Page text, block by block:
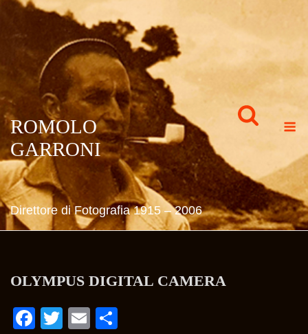
ROMOLO
GARRONI
Direttore di Fotografia 1915 – 2006
OLYMPUS DIGITAL CAMERA
Facebook
Twitter
Email